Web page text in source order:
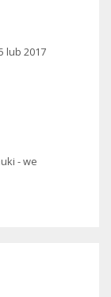
lub 2017
- we